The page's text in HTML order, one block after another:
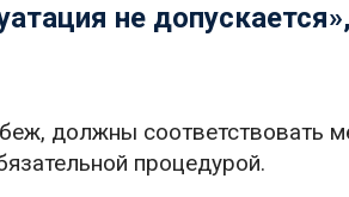
не
должны соответствовать
процедурой.